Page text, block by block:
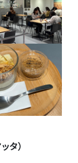
タ）